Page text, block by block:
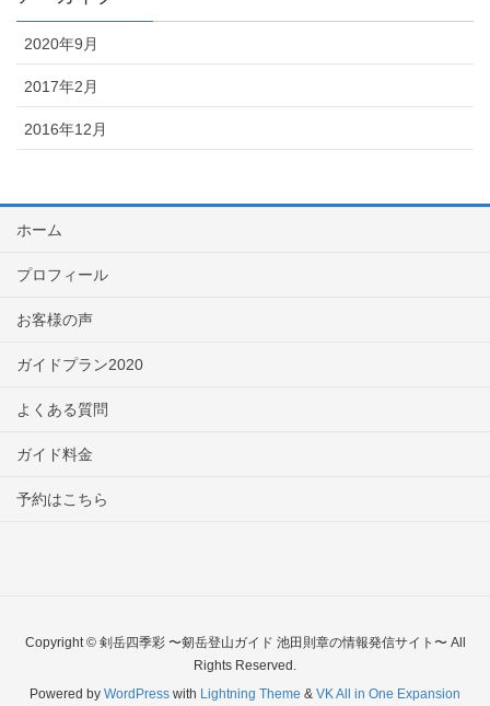
2020年9月
2017年2月
2016年12月
ホーム
プロフィール
お客様の声
ガイドプラン2020
よくある質問
ガイド料金
予約はこちら
Copyright © 剣岳四季彩 〜剱岳登山ガイド 池田則章の情報発信サイト〜 All
Rights Reserved.
Powered by WordPress with Lightning Theme & VK All in One Expansion